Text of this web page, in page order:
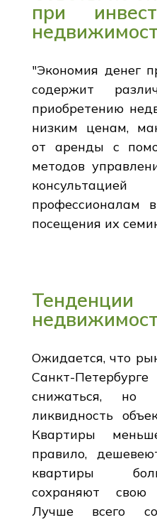
при
"Экономия денег
содержит
приобретению
низким ценам,
от аренды с
методов
профессионалам
посещения их
Ожидается, что
Санкт-
снижаться, но
ликвидность
Квартиры
правило,
квартиры
сохраняют свою
Лучше всего